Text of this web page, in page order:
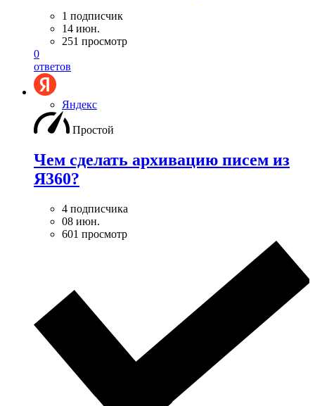
1 подписчик
14 июн.
251 просмотр
0
ответов
Яндекс
Простой
Чем сделать архивацию писем из
Я360?
4 подписчика
08 июн.
601 просмотр